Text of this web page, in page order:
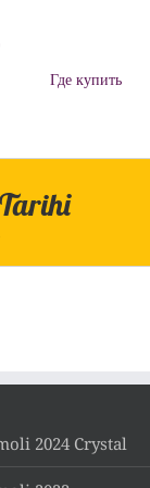
Где купить
2024 Crystal